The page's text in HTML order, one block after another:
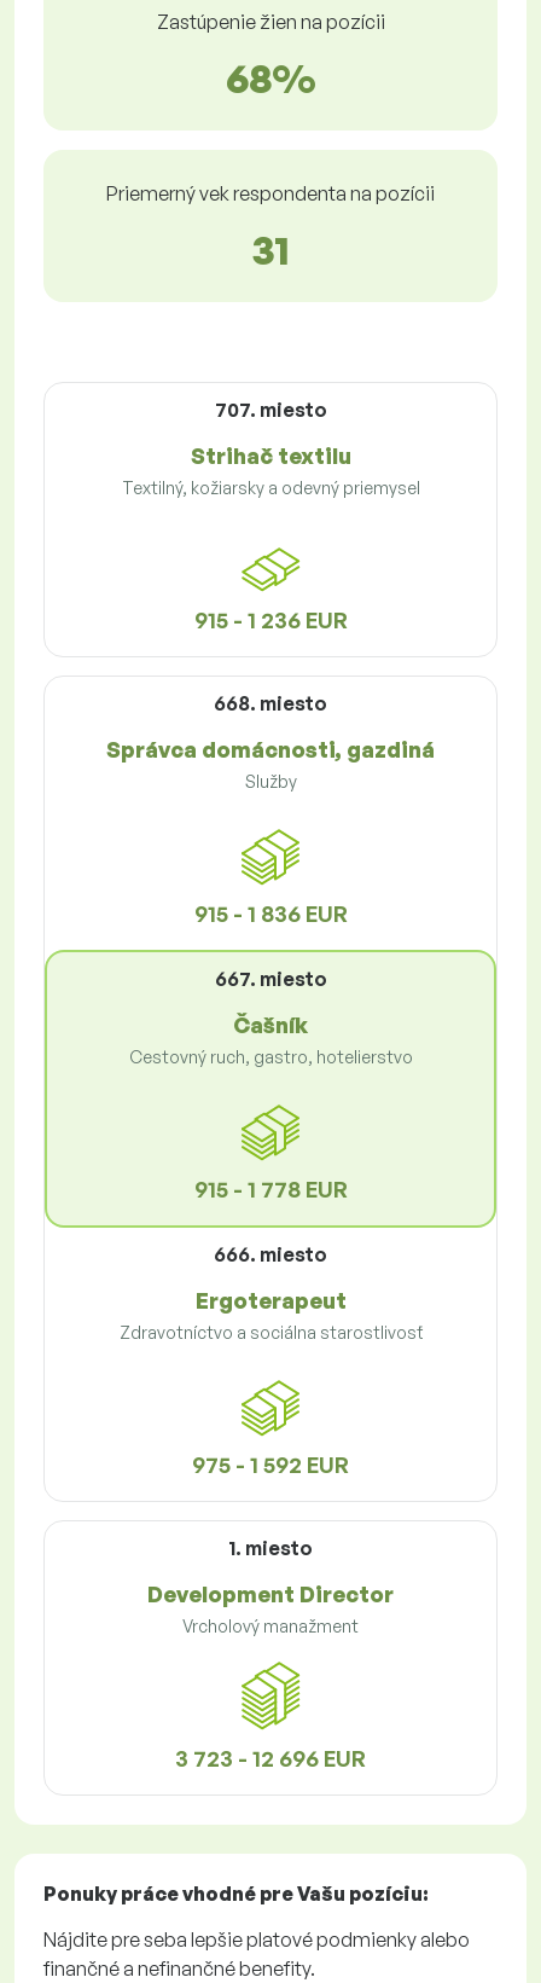
Zastúpenie žien na pozícii
68%
Priemerný vek respondenta na pozícii
31
707. miesto
Strihač textilu
Textilný, kožiarsky a odevný priemysel
915 - 1 236 EUR
668. miesto
Správca domácnosti, gazdiná
Služby
915 - 1 836 EUR
667. miesto
Čašník
Cestovný ruch, gastro, hotelierstvo
915 - 1 778 EUR
666. miesto
Ergoterapeut
Zdravotníctvo a sociálna starostlivosť
975 - 1 592 EUR
1. miesto
Development Director
Vrcholový manažment
3 723 - 12 696 EUR
Ponuky prácevhodné pre Vašu pozíciu:
Nájdite pre seba lepšie platové podmienky alebo
finančné a nefinančné benefity.